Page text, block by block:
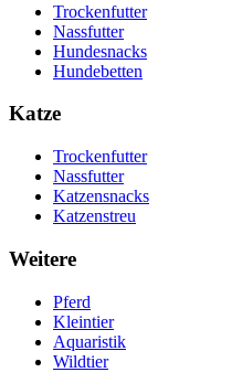
Trockenfutter
Nassfutter
Hundesnacks
Hundebetten
Katze
Trockenfutter
Nassfutter
Katzensnacks
Katzenstreu
Weitere
Pferd
Kleintier
Aquaristik
Wildtier